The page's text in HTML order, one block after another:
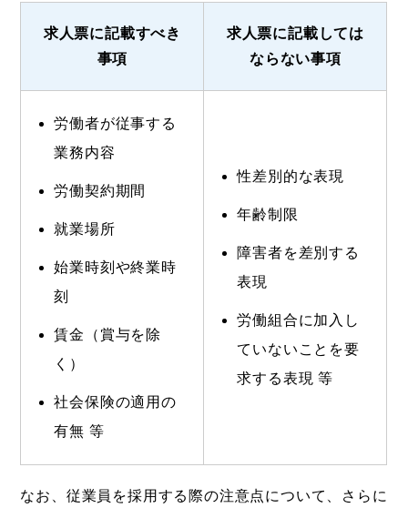
求人票に記載すべき
事項
求人票に記載しては
ならない事項
労働者が従事する
業務内容
労働契約期間
就業場所
始業時刻や終業時
刻
賃金（賞与を除
く）
社会保険の適用の
有無 等
性差別的な表現
年齢制限
障害者を差別する
表現
労働組合に加入し
ていないことを要
求する表現 等
なお、従業員を採用する際の注意点について、さらに